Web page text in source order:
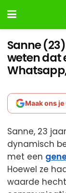
Sanne
weten dat
Maak ons
Sanne, 23
dynamisch
met een
Hoewel ze
waarde